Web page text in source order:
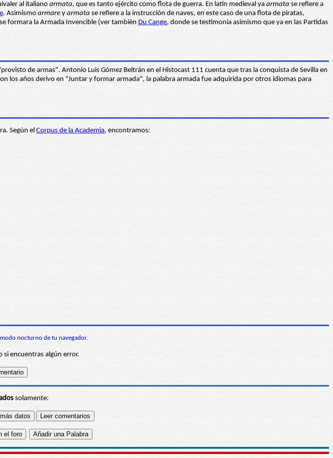
al italiano armata, que es tanto ejército como flota de guerra. En latín medieval ya armata se refiere a
. Asimismo armare y armata se refiere a la instrucción de naves, en este caso de una flota de piratas,
formara la Armada Invencible (ver también Du Cange, donde se testimonia asimismo que ya en las Partidas
de armas". Antonio Luis Gómez Beltrán en el Histocast 111 cuenta que tras la conquista de Sevilla en
los años derivo en "Juntar y formar armada", la palabra armada fue adquirida por otros idiomas para
Según el Corpus de la Academia, encontramos:
nocturno de tu navegador.
si encuentras algún error.
solamente: